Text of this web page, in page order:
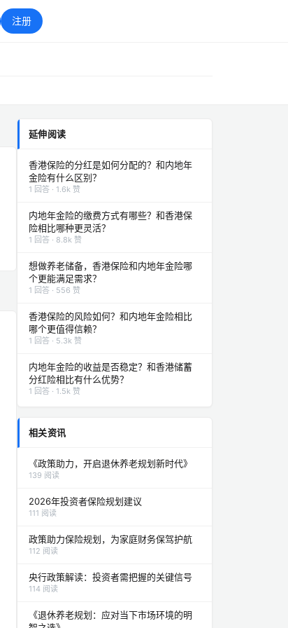
注册
延伸阅读
香港保险的分红是如何分配的？和内地年
金险有什么区别？
1 回答 · 1.6k 赞
内地年金险的缴费方式有哪些？和香港保
险相比哪种更灵活？
1 回答 · 8.8k 赞
想做养老储备，香港保险和内地年金险哪
个更能满足需求？
1 回答 · 556 赞
香港保险的风险如何？和内地年金险相比
哪个更值得信赖？
1 回答 · 5.3k 赞
内地年金险的收益是否稳定？和香港储蓄
分红险相比有什么优势？
1 回答 · 1.5k 赞
相关资讯
《政策助力，开启退休养老规划新时代》
139 阅读
2026年投资者保险规划建议
111 阅读
政策助力保险规划，为家庭财务保驾护航
112 阅读
央行政策解读：投资者需把握的关键信号
114 阅读
《退休养老规划：应对当下市场环境的明